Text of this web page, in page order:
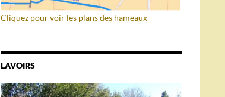
Cliquez pour voir les plans des hameaux
LAVOIRS